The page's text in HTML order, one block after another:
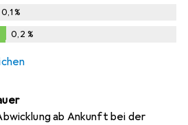
0,1%
0,2 %
ab Ankunft bei der